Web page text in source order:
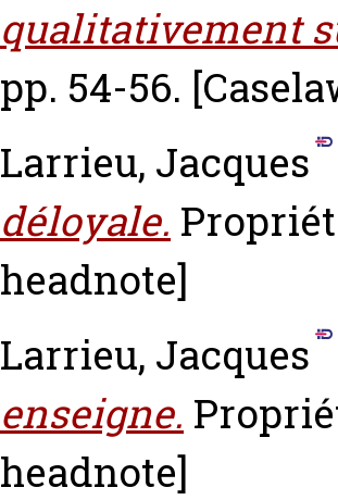
qualitativement
pp. 54-56.
Larrieu, Jacques
déloyale.
headnote]
Larrieu, Jacques
enseigne.
headnote]